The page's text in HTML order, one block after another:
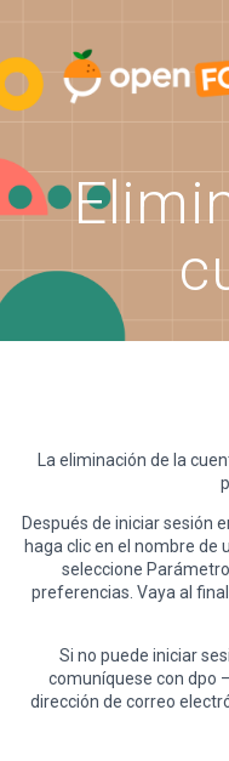
La eliminación de la
Después de iniciar sesión
haga clic en el nombre de
seleccione
preferencias. Vaya al
Si no puede iniciar
comuníquese con dpo
dirección de correo